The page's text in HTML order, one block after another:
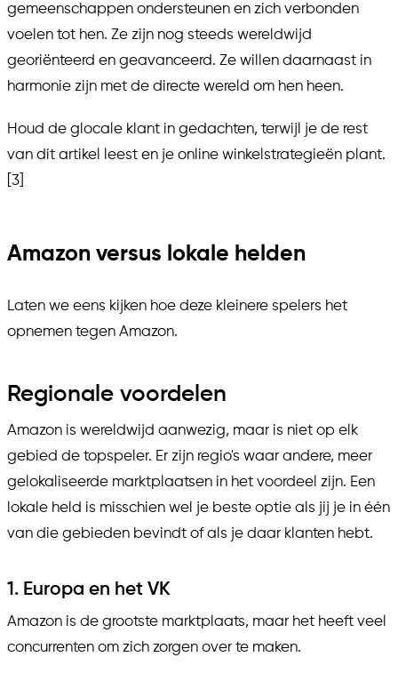
gemeenschappen ondersteunen en zich verbonden
voelen tot hen. Ze zijn nog steeds wereldwijd
georiënteerd en geavanceerd. Ze willen daarnaast in
harmonie zijn met de directe wereld om hen heen.
Houd de glocale klant in gedachten, terwijl je de rest
van dit artikel leest en je online winkelstrategieën plant.
[3]
Amazon versus lokale helden
Laten we eens kijken hoe deze kleinere spelers het
opnemen tegen Amazon.
Regionale voordelen
Amazon is wereldwijd aanwezig, maar is niet op elk
gebied de topspeler. Er zijn regio's waar andere, meer
gelokaliseerde marktplaatsen in het voordeel zijn. Een
lokale held is misschien wel je beste optie als jij je in één
van die gebieden bevindt of als je daar klanten hebt.
1. Europa en het VK
Amazon is de grootste marktplaats, maar het heeft veel
concurrenten om zich zorgen over te maken.